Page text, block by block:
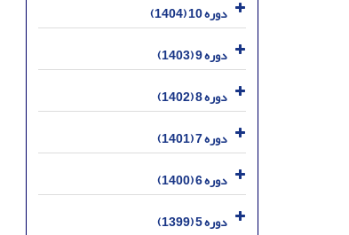
دوره 10 (1404)
دوره 9 (1403)
دوره 8 (1402)
دوره 7 (1401)
دوره 6 (1400)
دوره 5 (1399)